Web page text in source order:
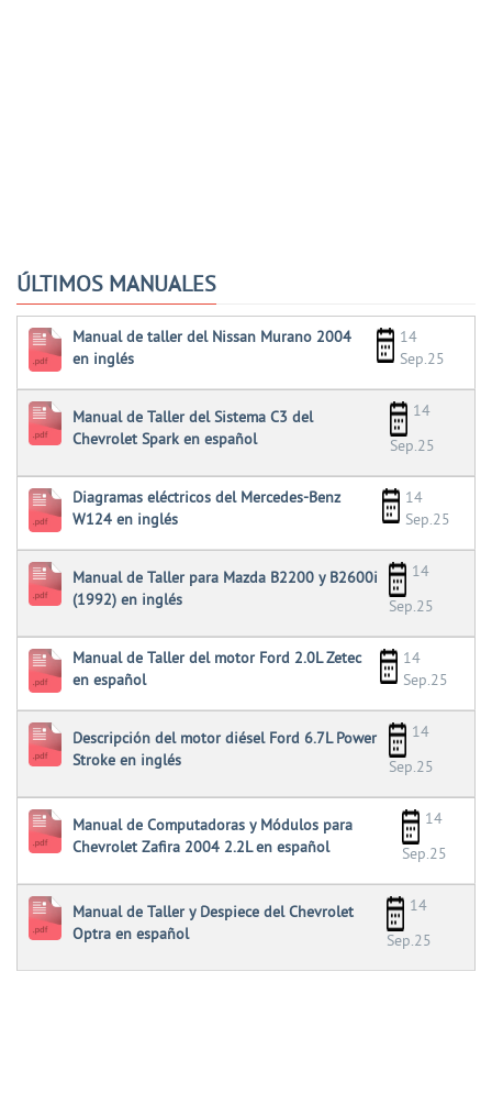
ÚLTIMOS MANUALES
Manual de taller del Nissan Murano 2004
en inglés
14
Sep.25
Manual de Taller del Sistema C3 del
Chevrolet Spark en español
14
Sep.25
Diagramas eléctricos del Mercedes-Benz
W124 en inglés
14
Sep.25
Manual de Taller para Mazda B2200 y B2600i
(1992) en inglés
14
Sep.25
Manual de Taller del motor Ford 2.0L Zetec
en español
14
Sep.25
Descripción del motor diésel Ford 6.7L Power
Stroke en inglés
14
Sep.25
Manual de Computadoras y Módulos para
Chevrolet Zafira 2004 2.2L en español
14
Sep.25
Manual de Taller y Despiece del Chevrolet
Optra en español
14
Sep.25